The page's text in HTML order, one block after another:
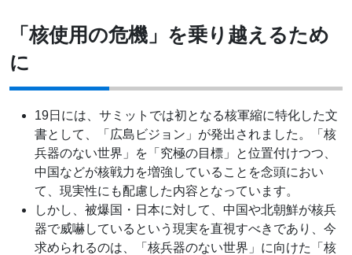
「核使用の危機」を乗り越えるため
に
19日には、サミットでは初となる核軍縮に特化した文
書として、「広島ビジョン」が発出されました。「核
兵器のない世界」を「究極の目標」と位置付けつつ、
中国などが核戦力を増強していることを念頭におい
て、現実性にも配慮した内容となっています。
しかし、被爆国・日本に対して、中国や北朝鮮が核兵
器で威嚇しているという現実を直視すべきであり、今
求められるのは、「核兵器のない世界」に向けた「核